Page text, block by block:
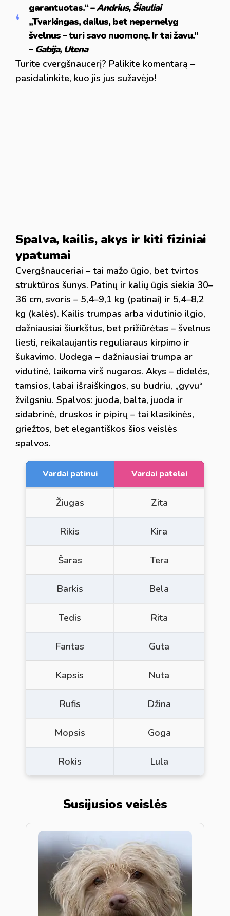
garantuotas.“ –Andrius, Šiauliai
„Tvarkingas, dailus, bet nepernelyg
švelnus – turi savo nuomonę. Ir tai žavu.“
– Gabija, Utena
Turite cvergšnaucerį? Palikite komentarą –
pasidalinkite, kuo jis jus sužavėjo!
Spalva, kailis, akys ir kiti fiziniai
ypatumai
Cvergšnauceriai – tai mažo ūgio, bet tvirtos
struktūros šunys. Patinų ir kalių ūgis siekia 30–
36 cm, svoris – 5,4–9,1 kg (patinai) ir 5,4–8,2
kg (kalės). Kailis trumpas arba vidutinio ilgio,
dažniausiai šiurkštus, bet prižiūrėtas – švelnus
liesti, reikalaujantis reguliaraus kirpimo ir
šukavimo. Uodega – dažniausiai trumpa ar
vidutinė, laikoma virš nugaros. Akys – didelės,
tamsios, labai išraiškingos, su budriu, „gyvu“
žvilgsniu. Spalvos: juoda, balta, juoda ir
sidabrinė, druskos ir pipirų – tai klasikinės,
griežtos, bet elegantiškos šios veislės
spalvos.
Vardai patinui Vardai patelei
Žiugas Zita
Rikis Kira
Šaras Tera
Barkis Bela
Tedis Rita
Fantas Guta
Kapsis Nuta
Rufis Džina
Mopsis Goga
Rokis Lula
Susijusios veislės